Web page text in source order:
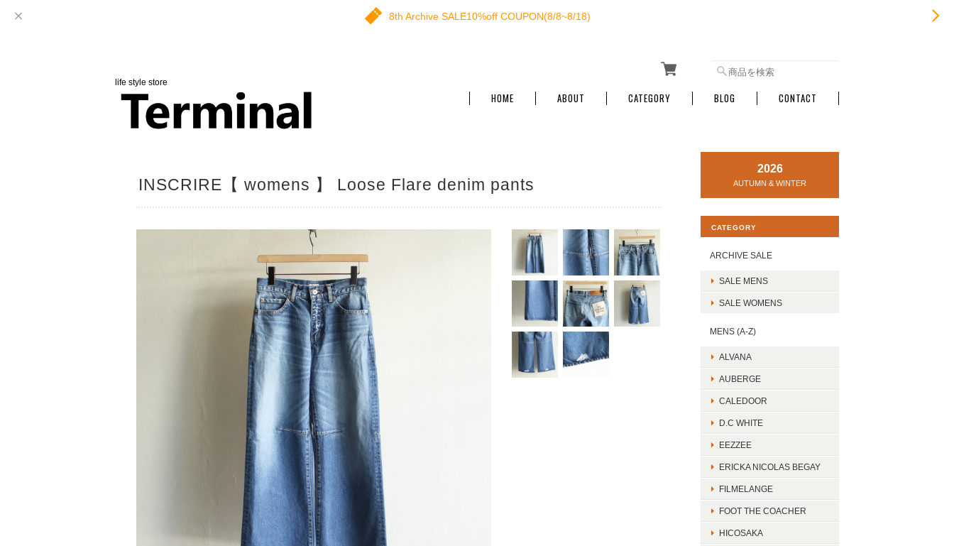
8th Archive SALE10%off COUPON(8/8~8/18)
life style store
HOME ABOUT CATEGORY BLOG CONTACT
INSCRIRE【 womens 】 Loose Flare denim pants
2026
AUTUMN & WINTER
CATEGORY
ARCHIVE SALE
SALE MENS
SALE WOMENS
MENS (A-Z)
ALVANA
AUBERGE
CALEDOOR
D.C WHITE
EEZZEE
ERICKA NICOLAS BEGAY
FILMELANGE
FOOT THE COACHER
HICOSAKA